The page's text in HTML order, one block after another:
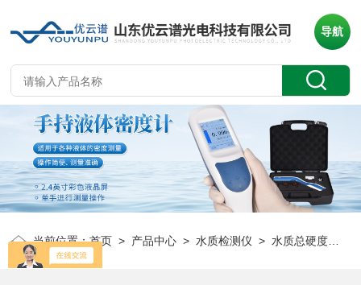
导航
当前位置：首页 > 产品中心 >水质检测仪 >水质总硬度检测仪